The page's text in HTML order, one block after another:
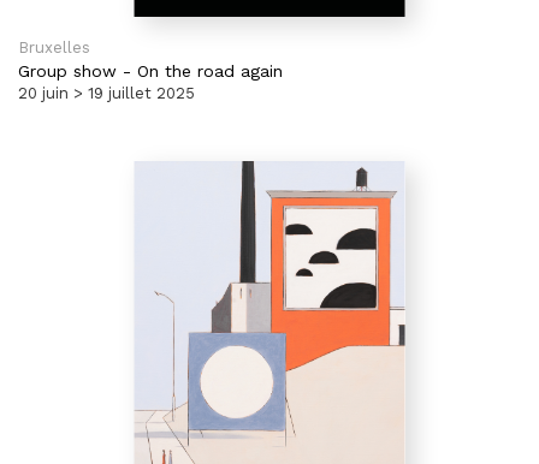
Bruxelles
Group show - On the road again
20 juin > 19 juillet 2025